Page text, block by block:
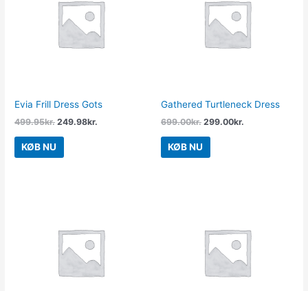
Evia Frill Dress Gots
499.95kr.
499.95kr..
249.98kr.
249.98kr..
KØB NU
Gathered Turtleneck Dress
699.00kr.
699.00kr..
299.00kr.
299.00kr..
KØB NU